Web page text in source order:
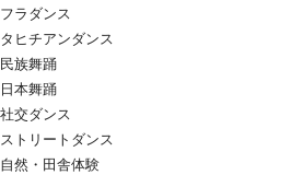
フラダンス
タヒチアンダンス
民族舞踊
日本舞踊
社交ダンス
ストリートダンス
自然・田舎体験